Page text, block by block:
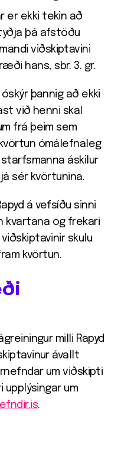
er ekki tekin að
þá afstöðu
viðskiptavini
hans, sbr. 3. gr.
þannig að ekki
við henni skal
frá þeim sem
ómálefnaleg
áskilur
sér kvörtunina.
á vefsíðu sinni
kvartana og frekari
skulu
kvörtun.
milli Rapyd
ávallt
um viðskipti
um
.